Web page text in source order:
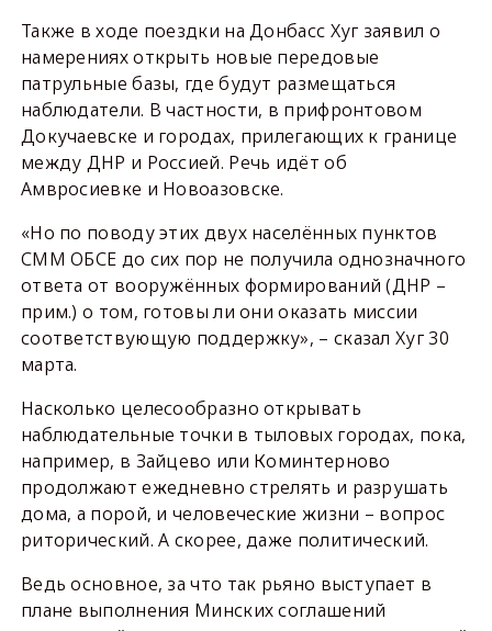
Также в ходе поездки на Донбасс Хуг заявил о
намерениях открыть новые передовые
патрульные базы, где будут размещаться
наблюдатели. В частности, в прифронтовом
Докучаевске и городах, прилегающих к границе
между ДНР и Россией. Речь идёт об
Амвросиевке и Новоазовске.
«Но по поводу этих двух населённых пунктов
СММ ОБСЕ до сих пор не получила однозначного
ответа от вооружённых формирований (ДНР –
прим.) о том, готовы ли они оказать миссии
соответствующую поддержку», – сказал Хуг 30
марта.
Насколько целесообразно открывать
наблюдательные точки в тыловых городах, пока,
например, в Зайцево или Коминтерново
продолжают ежедневно стрелять и разрушать
дома, а порой, и человеческие жизни – вопрос
риторический. А скорее, даже политический.
Ведь основное, за что так рьяно выступает в
плане выполнения Минских соглашений